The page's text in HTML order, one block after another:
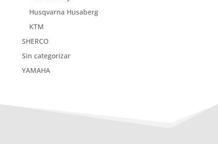
Husqvarna Husaberg
KTM
SHERCO
Sin categorizar
YAMAHA